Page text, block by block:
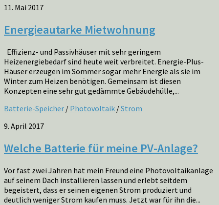
11. Mai 2017
Energieautarke Mietwohnung
Effizienz- und Passivhäuser mit sehr geringem
Heizenergiebedarf sind heute weit verbreitet. Energie-Plus-
Häuser erzeugen im Sommer sogar mehr Energie als sie im
Winter zum Heizen benötigen. Gemeinsam ist diesen
Konzepten eine sehr gut gedämmte Gebäudehülle,...
Batterie-Speicher / Photovoltaik /Strom
9. April 2017
Welche Batterie für meine PV-Anlage?
Vor fast zwei Jahren hat mein Freund eine Photovoltaikanlage
auf seinem Dach installieren lassen und erlebt seitdem
begeistert, dass er seinen eigenen Strom produziert und
deutlich weniger Strom kaufen muss. Jetzt war für ihn die...